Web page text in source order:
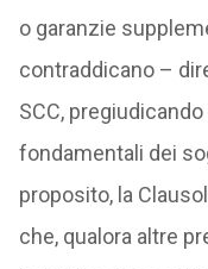
o garanzie
contraddicano –
SCC,
fondamentali dei
proposito, la
che, qualora altre